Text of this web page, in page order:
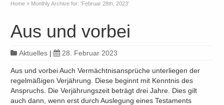
Home » Monthly Archive for: 'Februar 28th, 2023'
Aus und vorbei
Aktuelles | 28. Februar 2023
Aus und vorbei Auch Vermächtnisansprüche unterliegen der
regelmäßigen Verjährung. Diese beginnt mit Kenntnis des
Anspruchs. Die Verjährungszeit beträgt drei Jahre. Dies gilt
auch dann, wenn erst durch Auslegung eines Testaments